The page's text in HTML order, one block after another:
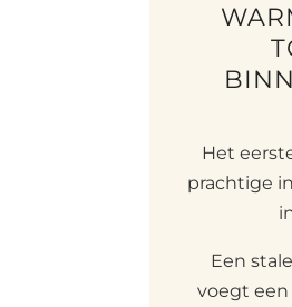
Het
prachtige
Een
voegt een